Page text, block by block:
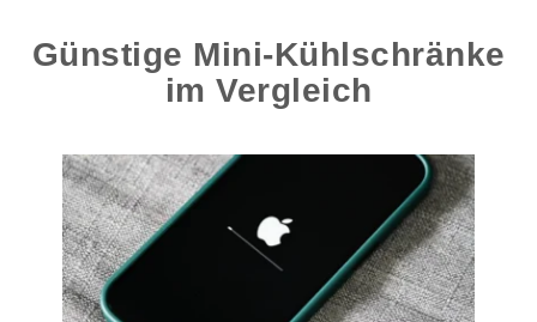
Günstige Mini-Kühlschränke
im Vergleich